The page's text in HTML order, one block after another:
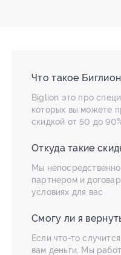
Что такое
Biglion это про
которых вы можете
скидкой от 50 до
Откуда такие
Мы
партнером и
условиях для вас
Смогу ли я
Если что-то
вам деньги. Мы